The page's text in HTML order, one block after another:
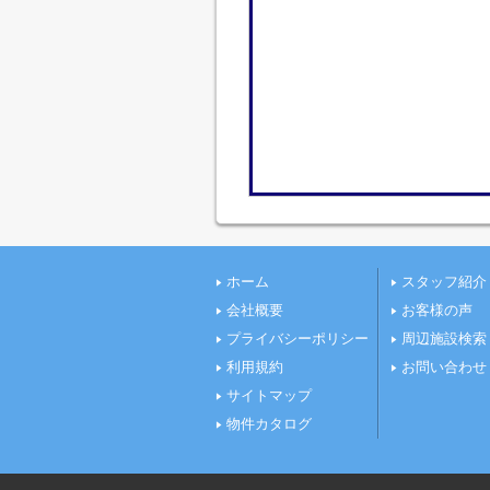
ホーム
会社概要
プライバシーポリシー
利用規約
サイトマップ
物件カタログ
スタッフ紹介
お客様の声
周辺施設検索
お問い合わせ